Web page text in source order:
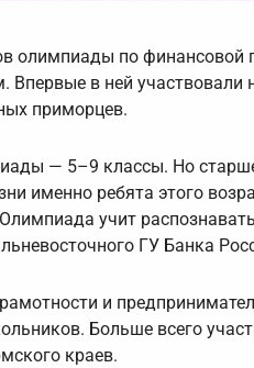
олимпиады по финансовой
в ней участвовали
приморцев.
— 5–9 классы. Но
именно ребята этого
учит
ГУ Банка
и
Больше всего
краев.